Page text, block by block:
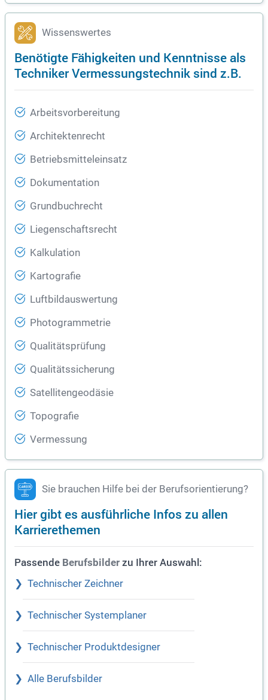
Wissenswertes
Benötigte Fähigkeiten und Kenntnisse als
Techniker Vermessungstechnik sind z.B.
Arbeitsvorbereitung
Architektenrecht
Betriebsmitteleinsatz
Dokumentation
Grundbuchrecht
Liegenschaftsrecht
Kalkulation
Kartografie
Luftbildauswertung
Photogrammetrie
Qualitätsprüfung
Qualitätssicherung
Satellitengeodäsie
Topografie
Vermessung
Sie brauchen Hilfe bei der Berufsorientierung?
Hier gibt es ausführliche Infos zu allen
Karrierethemen
Passende Berufsbilder zu Ihrer Auswahl:
Technischer Zeichner
Technischer Systemplaner
Technischer Produktdesigner
Alle Berufsbilder